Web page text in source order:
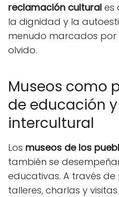
reclamación cultural es
la dignidad y la
menudo marcados por
olvido.
Museos como
de educación
intercultural
Los museos de los
también se
educativas. A través
talleres, charlas y